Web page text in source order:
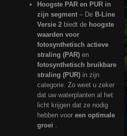
Hoogste PAR en PUR in
zijn segment – ​​De B-Line
Versie 2 biedt de hoogste
waarden voor
fotosynthetisch actieve
straling (PAR) en
fotosynthetisch bruikbare
straling (PUR) in zijn
categorie. Zo weet u zeker
dat uw waterplanten al het
licht krijgen dat ze nodig
hebben voor een optimale
groei .